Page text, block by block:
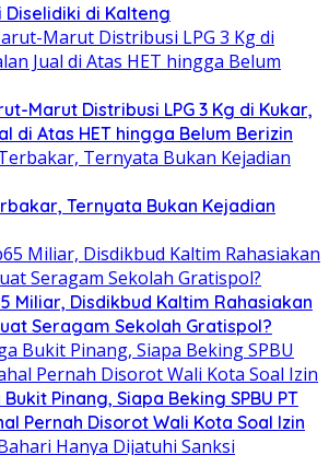
di Kalteng
Marut Distribusi LPG 3 Kg di Kukar,
di Atas HET hingga Belum Berizin
Ternyata Bukan Kejadian
Miliar, Disdikbud Kaltim Rahasiakan
Seragam Sekolah Gratispol?
Pinang, Siapa Beking SPBU PT
Pernah Disorot Wali Kota Soal Izin